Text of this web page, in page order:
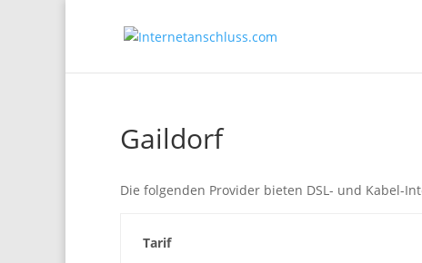
Gaildorf
Die folgenden Provider bieten DSL- und Kabel-
Tarif